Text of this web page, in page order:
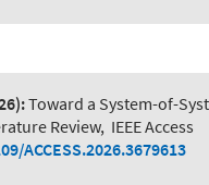
Toward a System-of-
Review, IEEE Access
ACCESS.2026.3679613